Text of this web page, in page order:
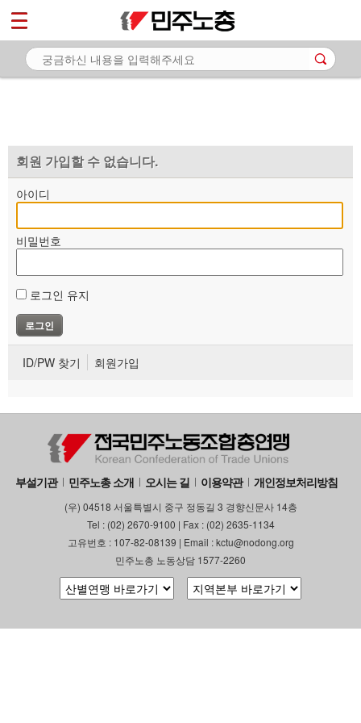
회원 가입할 수 없습니다.
아이디
비밀번호
로그인 유지
ID/PW 찾기 회원가입
부설기관 민주노총 소개 오시는 길 이용약관 개인정보처리방침
(우) 04518 서울특별시 중구 정동길 3 경향신문사 14층
Tel : (02) 2670-9100 | Fax : (02) 2635-1134
고유번호 : 107-82-08139 | Email : kctu@nodong.org
민주노총 노동상담 1577-2260
마이페이지
소개
자료
부설기관